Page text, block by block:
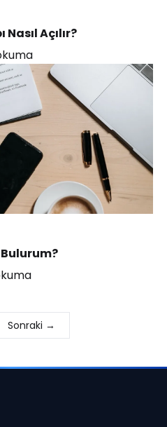
Açılır?
Sonraki →